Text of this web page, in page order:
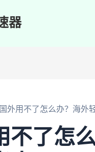
器
外用不了怎么办？海外
不了怎